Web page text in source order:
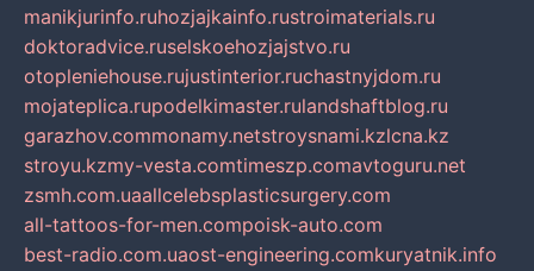
manikjurinfo.ruhozjajkainfo.rustroimaterials.ru
doktoradvice.ruselskoehozjajstvo.ru
otopleniehouse.rujustinterior.ruchastnyjdom.ru
mojateplica.rupodelkimaster.rulandshaftblog.ru
garazhov.commonamy.netstroysnami.kzlcna.kz
stroyu.kzmy-vesta.comtimeszp.comavtoguru.net
zsmh.com.uaallcelebsplasticsurgery.com
all-tattoos-for-men.compoisk-auto.com
best-radio.com.uaost-engineering.comkuryatnik.info